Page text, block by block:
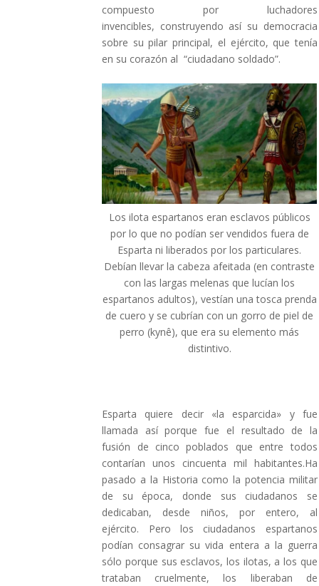
compuesto por luchadores
invencibles, construyendo así su democracia
sobre su pilar principal, el ejército, que tenía
en su corazón al “ciudadano soldado”.
Los ilota espartanos eran esclavos públicos
por lo que no podían ser vendidos fuera de
Esparta ni liberados por los particulares.
Debían llevar la cabeza afeitada (en contraste
con las largas melenas que lucían los
espartanos adultos), vestían una tosca prenda
de cuero y se cubrían con un gorro de piel de
perro (kynê), que era su elemento más
distintivo.
Esparta quiere decir «la esparcida» y fue
llamada así porque fue el resultado de la
fusión de cinco poblados que entre todos
contarían unos cincuenta mil habitantes.Ha
pasado a la Historia como la potencia militar
de su época, donde sus ciudadanos se
dedicaban, desde niños, por entero, al
ejército. Pero los ciudadanos espartanos
podían consagrar su vida entera a la guerra
sólo porque sus esclavos, los ilotas, a los que
trataban cruelmente, los liberaban de